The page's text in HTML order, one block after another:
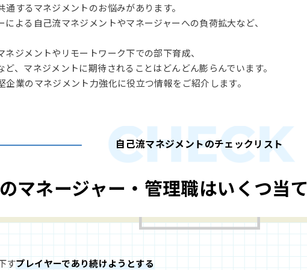
するマネジメントのお悩みがあります。
よる自己流マネジメントやマネージャーへの負荷拡大など、
ジメントやリモートワーク下での部下育成、
、マネジメントに期待されることはどんどん膨らんでいます。
企業のマネジメント力強化に役立つ情報をご紹介します。
自己流マネジメントのチェックリスト
マネージャー・管理職はいくつ当
すプレイヤーであり続けようとする